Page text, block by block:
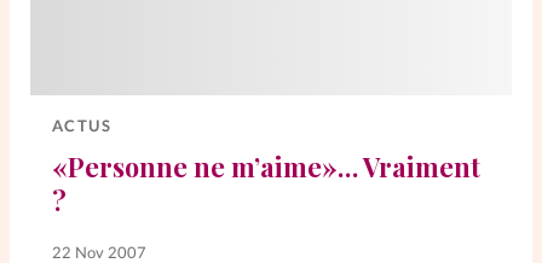
Si(x) simple de...
SpirituElles
Vive la famille
ACTUS
«Personne ne m’aime»… Vraiment
?
22 Nov 2007